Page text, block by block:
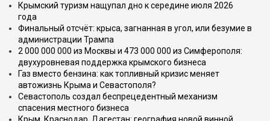
Крымский туризм нащупал дно к середине июля 2026
года
Финальный отсчёт: крыса, загнанная в угол, или безумие в
администрации Трампа
2 000 000 000 из Москвы и 473 000 000 из Симферополя:
двухуровневая поддержка крымского бизнеса
Газ вместо бензина: как топливный кризис меняет
автожизнь Крыма и Севастополя?
Севастополь создал беспрецедентный механизм
спасения местного бизнеса